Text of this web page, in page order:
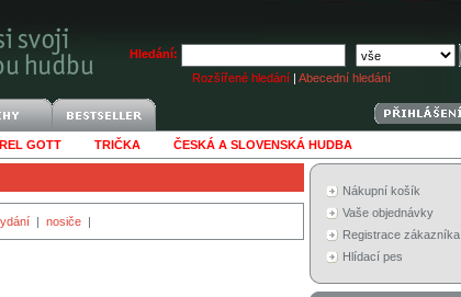
Hledání:
Rozšířené hledání | Abecední hledání
GOTT TRIČKA ČESKÁ A SLOVENSKÁ HUDBA
| nosiče |
Nákupní košík
Vaše objednávky
Registrace zákazníka
Hlídací pes